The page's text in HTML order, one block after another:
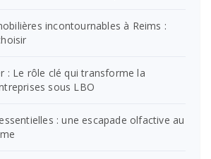
incontournables à Reims :
: Le rôle clé qui transforme la
sous LBO
: une escapade olfactive au